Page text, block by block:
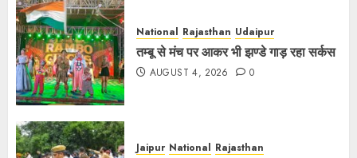
National Rajasthan Udaipur
तम्बू से मंच पर आकर भी झण्डे गाड़ रहा सर्कस
AUGUST 4, 2026 0
Jaipur National Rajasthan